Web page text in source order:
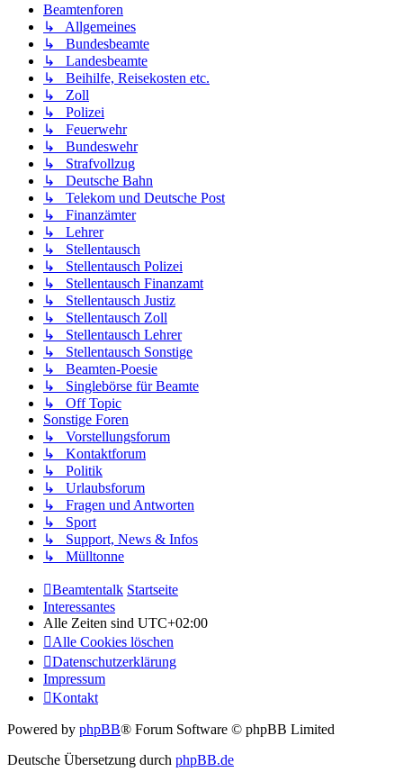
Beamtenforen
↳ Allgemeines
↳ Bundesbeamte
↳ Landesbeamte
↳ Beihilfe, Reisekosten etc.
↳ Zoll
↳ Polizei
↳ Feuerwehr
↳ Bundeswehr
↳ Strafvollzug
↳ Deutsche Bahn
↳ Telekom und Deutsche Post
↳ Finanzämter
↳ Lehrer
↳ Stellentausch
↳ Stellentausch Polizei
↳ Stellentausch Finanzamt
↳ Stellentausch Justiz
↳ Stellentausch Zoll
↳ Stellentausch Lehrer
↳ Stellentausch Sonstige
↳ Beamten-Poesie
↳ Singlebörse für Beamte
↳ Off Topic
Sonstige Foren
↳ Vorstellungsforum
↳ Kontaktforum
↳ Politik
↳ Urlaubsforum
↳ Fragen und Antworten
↳ Sport
↳ Support, News & Infos
↳ Mülltonne
Beamtentalk Startseite
Interessantes
Alle Zeiten sind UTC+02:00
Alle Cookies löschen
Datenschutzerklärung
Impressum
Kontakt
Powered by phpBB® Forum Software © phpBB Limited
Deutsche Übersetzung durch phpBB.de